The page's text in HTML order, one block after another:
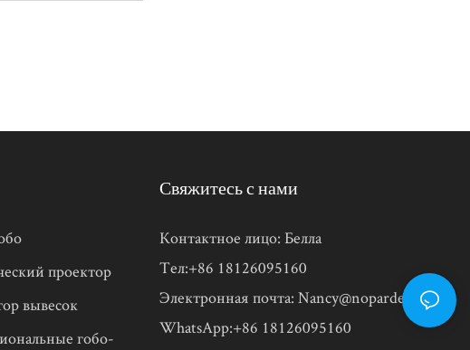
проектор
вывесок
гобо-
Свяжитесь с нами
Контактное лицо: Белла
Тел:+86 18126095160
Электронная почта: Nancy@noparde.com
WhatsApp:+86 18126095160